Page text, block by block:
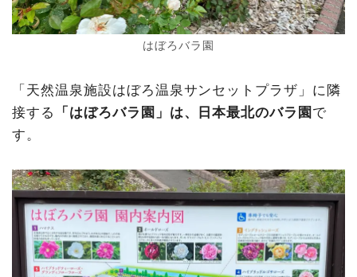
はぼろバラ園
「天然温泉施設はぼろ温泉サンセットプラザ」に隣
接する
「はぼろバラ園」は、日本最北のバラ園 で
す。